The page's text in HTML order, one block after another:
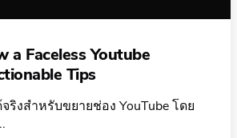
a Faceless Youtube
Tips
ริงสำหรับขยายช่อง YouTube โดย